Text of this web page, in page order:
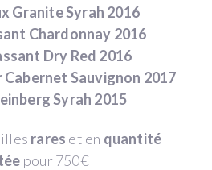
Granite Syrah 2016
Chardonnay 2016
Dry Red 2016
Cabernet Sauvignon 2017
Syrah 2015
rares et en quantité
pour 750€